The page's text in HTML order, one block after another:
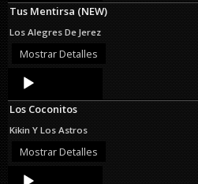
Tus Mentirsa (NEW)
Los Alegres De Jerez
Mostrar Detalles
Audio
Player
Los Coconitos
Kikin Y Los Astros
Mostrar Detalles
Audio